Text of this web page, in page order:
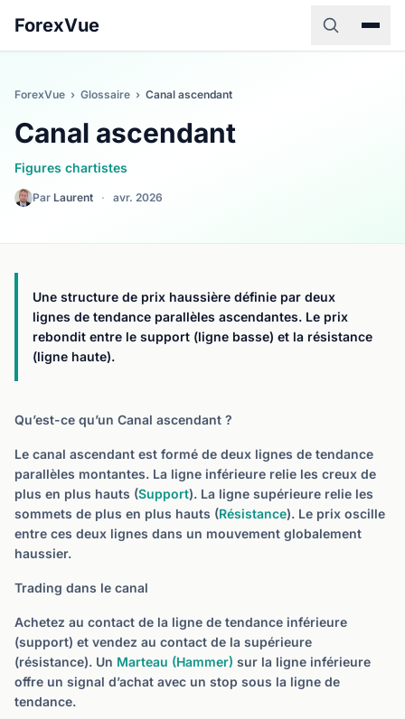
ForexVue
ForexVue › Glossaire › Canal ascendant
Canal ascendant
Figures chartistes
Par Laurent · avr. 2026
Une structure de prix haussière définie par deux
lignes de tendance parallèles ascendantes. Le prix
rebondit entre le support (ligne basse) et la résistance
(ligne haute).
Qu’est-ce qu’un Canal ascendant ?
Le canal ascendant est formé de deux lignes de tendance
parallèles montantes. La ligne inférieure relie les creux de
plus en plus hauts (Support). La ligne supérieure relie les
sommets de plus en plus hauts (Résistance). Le prix oscille
entre ces deux lignes dans un mouvement globalement
haussier.
Trading dans le canal
Achetez au contact de la ligne de tendance inférieure
(support) et vendez au contact de la supérieure
(résistance). Un Marteau (Hammer) sur la ligne inférieure
offre un signal d’achat avec un stop sous la ligne de
tendance.